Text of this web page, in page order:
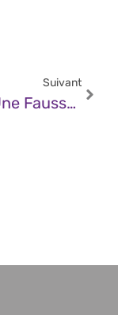
Suivant
JDN – Une Fausse Tasse À Café, Une Pause Cigarette, Une Fontaine Connectée… Les Techniques Physiques Des Cybercriminels